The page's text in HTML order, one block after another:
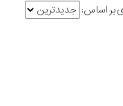
بر اساس: